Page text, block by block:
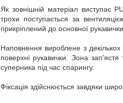
Як зовнішній матеріал виступає
трохи поступається за
прикріплений до основної
Наповнення вироблене з
поверхні рукавички. Зона
суперника під час спарингу.
Фіксація здійснюється завдяки